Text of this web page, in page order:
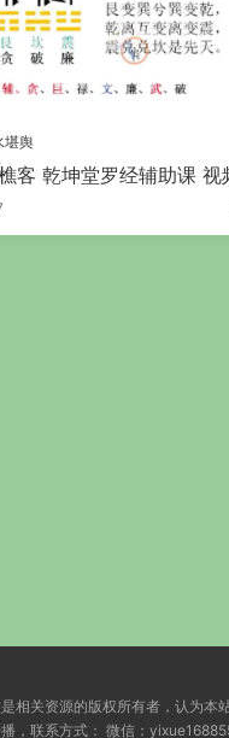
堪舆
客 乾坤堂罗经辅助课 视
关资源的版权所有者，认为
，联系方式： 微信：